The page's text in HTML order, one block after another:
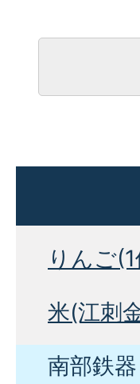
りんご
米(江刺
南部鉄器